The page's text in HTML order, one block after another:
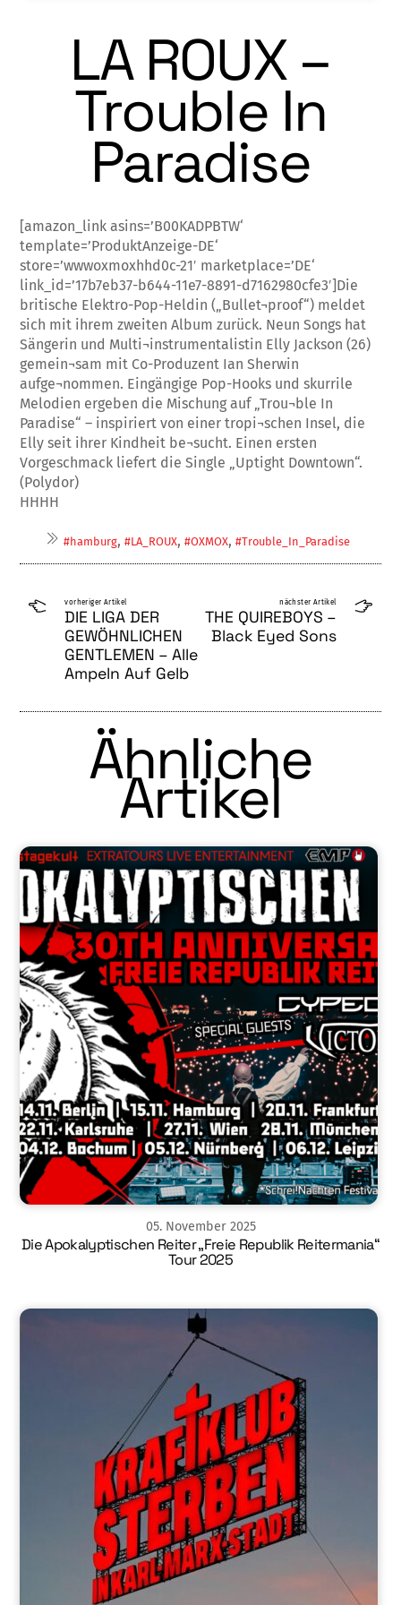
LA ROUX –
Trouble In
Paradise
[amazon_link asins=’B00KADPBTW‘
template=’ProduktAnzeige-DE‘
store=’wwwoxmoxhhd0c-21′ marketplace=’DE‘
link_id=’17b7eb37-b644-11e7-8891-d7162980cfe3′]Die
britische Elektro-Pop-Heldin („Bullet¬proof“) meldet
sich mit ihrem zweiten Album zurück. Neun Songs hat
Sängerin und Multi¬instrumentalistin Elly Jackson (26)
gemein¬sam mit Co-Produzent Ian Sherwin
aufge¬nommen. Eingängige Pop-Hooks und skurrile
Melodien ergeben die Mischung auf „Trou¬ble In
Paradise“ – inspiriert von einer tropi¬schen Insel, die
Elly seit ihrer Kindheit be¬sucht. Einen ersten
Vorgeschmack liefert die Single „Uptight Downtown“.
(Polydor)
HHHH
#hamburg, #LA_ROUX, #OXMOX, #Trouble_In_Paradise
vorheriger Artikel
DIE LIGA DER
GEWÖHNLICHEN
GENTLEMEN – Alle
Ampeln Auf Gelb
nächster Artikel
THE QUIREBOYS –
Black Eyed Sons
Ähnliche
Artikel
05. November 2025
Die Apokalyptischen Reiter „Freie Republik Reitermania“
Tour 2025